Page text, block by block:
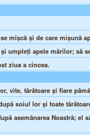
mişcă şi de care
umpleţi apele mărilor; să
ziua a cincea.
vite, târâtoare şi fiare
soiul lor şi toate
asemănarea Noastră;